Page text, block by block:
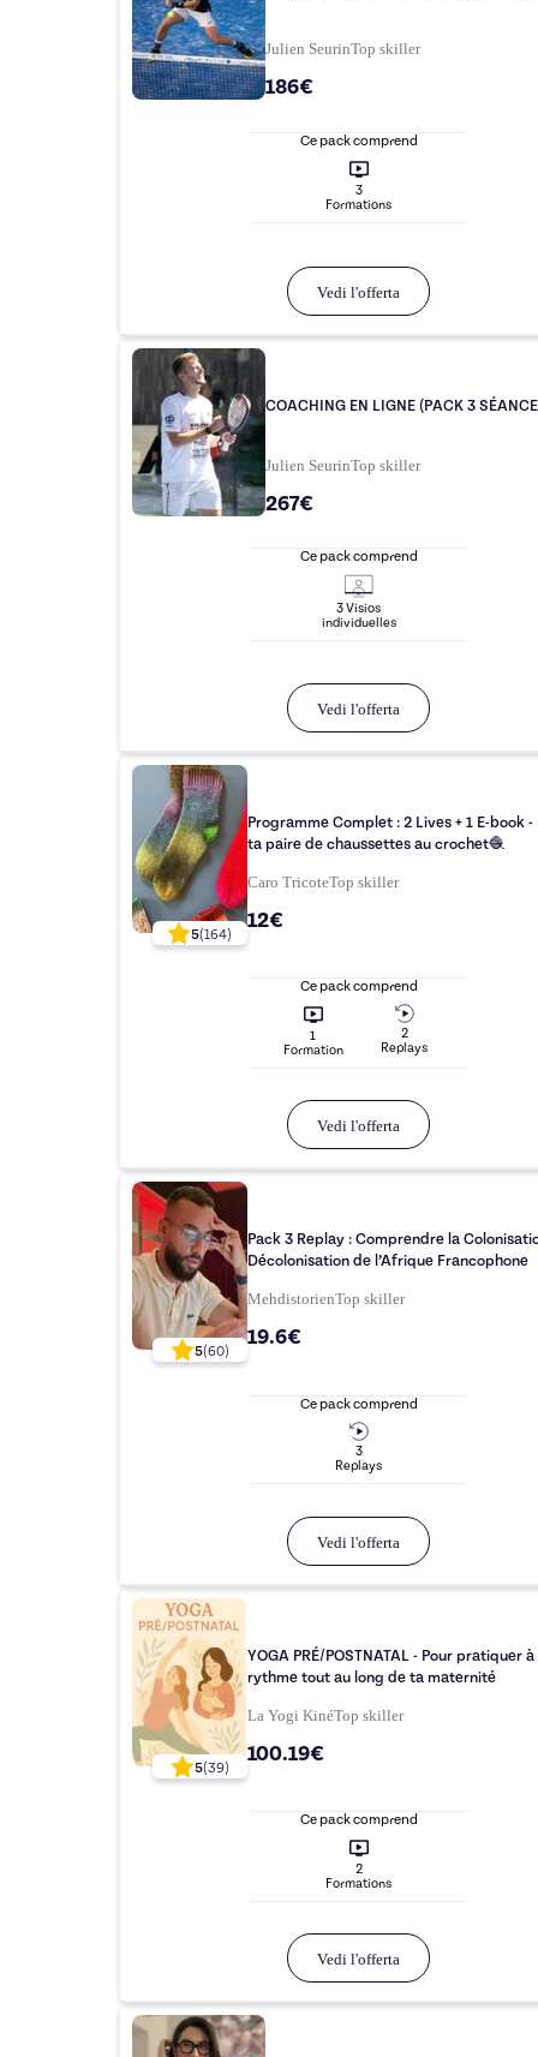
Julien SeurinTop skiller
186€
Ce pack comprend
3
Formations
Vedi l'offerta
COACHING EN LIGNE (PACK 3
Julien SeurinTop skiller
267€
Ce pack comprend
3Visios
individuelles
Vedi l'offerta
5(164)
Programme Complet : 2 Lives + 1 E-book -
ta paire de chaussettes au crochet🧶
Caro TricoteTop skiller
12€
Ce pack comprend
1
Formation
2
Replays
Vedi l'offerta
5(60)
Pack 3 Replay : Comprendre la
Décolonisation de l’Afrique Francophone
MehdistorienTop skiller
19.6€
Ce pack comprend
3
Replays
Vedi l'offerta
5(39)
YOGA PRÉ/POSTNATAL - Pour pratiquer
rythme tout au long de ta maternité
La Yogi KinéTop skiller
100.19€
Ce pack comprend
2
Formations
Vedi l'offerta